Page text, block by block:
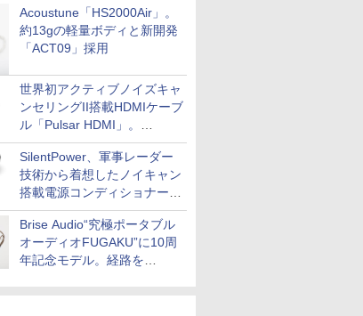
Acoustune「HS2000Air」。
約13gの軽量ボディと新開発
「ACT09」採用
世界初アクティブノイズキャ
ンセリングII搭載HDMIケーブ
ル「Pulsar HDMI」。
SilentPowerから
SilentPower、軍事レーダー
技術から着想したノイキャン
搭載電源コンディショナー
「AC iPurifier2」
Brise Audio“究極ポータブル
オーディオFUGAKU”に10周
年記念モデル。経路を